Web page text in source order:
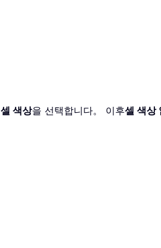
셀 색상을 선택합니다。 이후셀 색상